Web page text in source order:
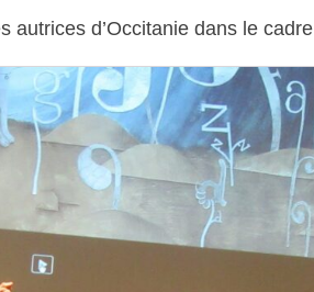
autrices d’Occitanie dans le